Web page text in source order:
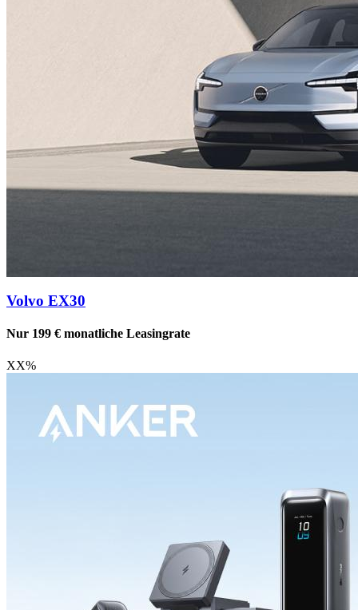
Volvo EX30
Nur 199 € monatliche Leasingrate
XX%